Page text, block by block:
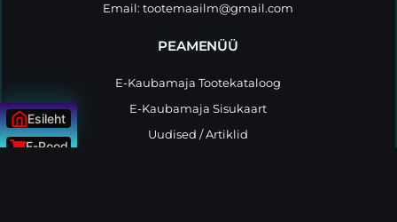
Email:tootemaailm@gmail.com
PEAMENÜÜ
E-Kaubamaja Tootekataloog
E-Kaubamaja Sisukaart
Uudised / Artiklid
Esileht
E-Pood